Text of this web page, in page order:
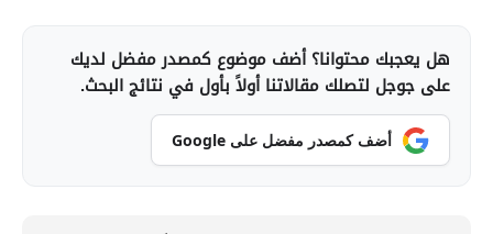
هل يعجبك محتوانا؟ أضف موضوع كمصدر مفضل لديك
على جوجل لتصلك مقالاتنا أولاً بأول في نتائج البحث.
أضف كمصدر مفضل على Google